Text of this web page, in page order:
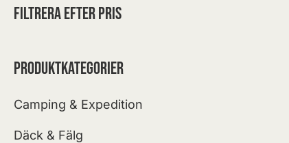
Filtrera efter pris
Produktkategorier
Camping & Expedition
Däck & Fälg